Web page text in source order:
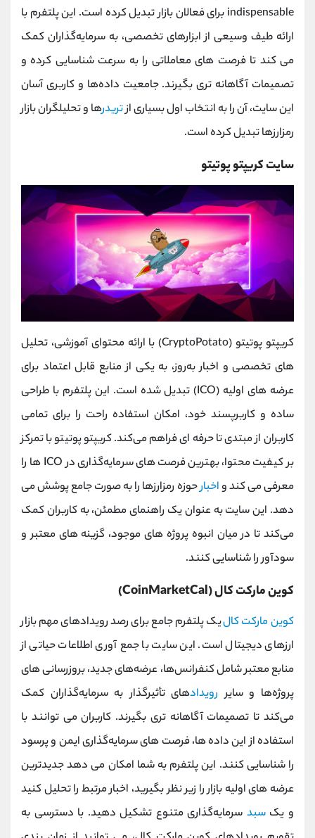
indispensable برای فعالان بازار تبدیل کرده است. این پلتفرم با
ارائه طیف وسیعی از ابزارهای تخصصی، به سرمایه‌گذاران کمک
می‌ کند تا فرصت‌ های معاملاتی را به سرعت شناسایی کرده و
تصمیمات آگاهانه ‌تری بگیرند. جامعیت داده‌ها و کاربری آسان
این سایت، آن را به انتخاب اول بسیاری ازتریدرها و تحلیلگران بازار
رمزارزها تبدیل کرده است.
سایت کریپتو پوتیتو
کریپتو پوتیتو (CryptoPotato) با ارائه محتوای آموزشی، تحلیل‌
های تخصصی و اخبار به‌روز، به یکی از منابع قابل اعتماد برای
عرضه ‌های اولیه (ICO) تبدیل شده است. این پلتفرم با طراحی
ساده و کاربرپسند خود، امکان استفاده راحت را برای تمامی
کاربران از مبتدی تا حرفه ‌ای فراهم می‌کند. کریپتو پوتیتو با تمرکز
بر کیفیت محتوا، بهترین فرصت ‌های سرمایه‌گذاری در ICO ها را
معرفی می‌ کند واخبارحوزه رمزارزها را به‌ صورت جامع پوشش می
‌دهد. این سایت به ‌عنوان یک راهنمای مطمئن، به کاربران کمک
می‌کند تا در میان انبوه پروژه‌ های موجود، گزینه‌ های معتبر و
سودآور را شناسایی کنند.
کوین مارکت کال (CoinMarketCal)
کوین مارکت کالیک پلتفرم جامع برای رصد رویدادهای مهم بازار
ارزهای دیجیتال است. این سایت با جمع‌ آوری اطلاعات حیاتی از
منابع معتبر شامل کنفرانس‌ها، عرضه‌های جدید، بروزرسانی ‌های
پروژه‌ها و سایر رویدادهای تأثیرگذار به سرمایه‌گذاران کمک
می‌کند تا تصمیمات آگاهانه ‌تری بگیرند. کاربران می توانند با
استفاده از این داده ها، فرصت ‌های سرمایه‌گذاری ایمن و پرسود
را شناسایی کنند. این پلتفرم به شما امکان می دهد جدیدترین
عرضه‌ های اولیه بازار را زیر نظر بگیرید، اخبار مرتبط را تحلیل کنید
و یکسبد سرمایه‌گذاری متنوع تشکیل دهید. با دسترسی به